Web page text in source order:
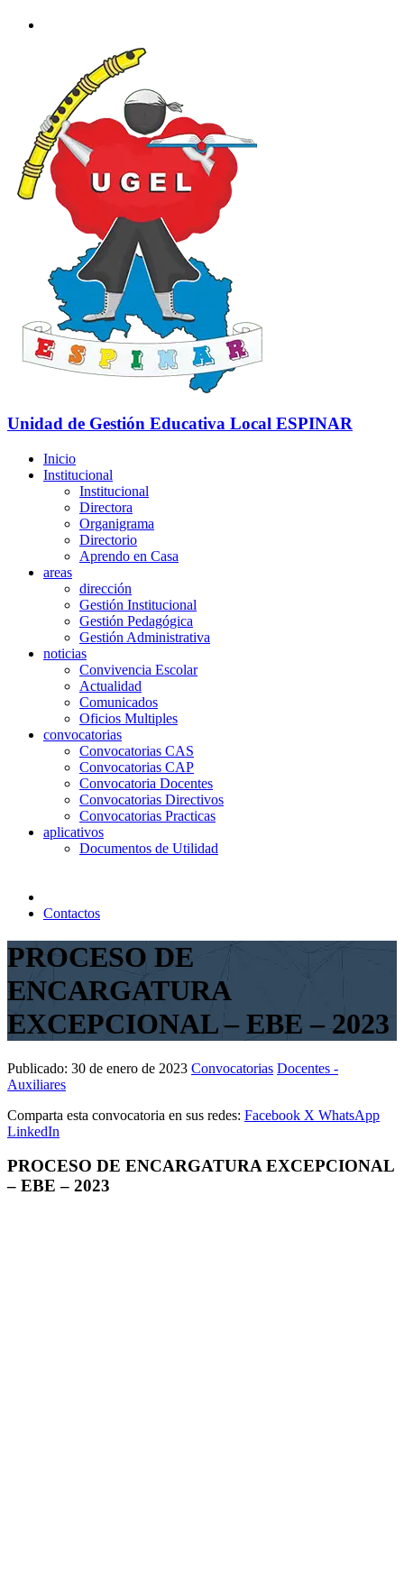
Unidad de Gestión Educativa Local ESPINAR
Inicio
Institucional
Institucional
Directora
Organigrama
Directorio
Aprendo en Casa
areas
dirección
Gestión Institucional
Gestión Pedagógica
Gestión Administrativa
noticias
Convivencia Escolar
Actualidad
Comunicados
Oficios Multiples
convocatorias
Convocatorias CAS
Convocatorias CAP
Convocatoria Docentes
Convocatorias Directivos
Convocatorias Practicas
aplicativos
Documentos de Utilidad
Contactos
PROCESO DE
ENCARGATURA
EXCEPCIONAL – EBE – 2023
Publicado: 30 de enero de 2023 Convocatorias Docentes -
Auxiliares
Comparta esta convocatoria en sus redes: Facebook X WhatsApp
LinkedIn
PROCESO DE ENCARGATURA EXCEPCIONAL
– EBE – 2023